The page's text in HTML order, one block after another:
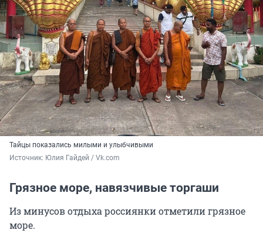
Тайцы показались милыми и улыбчивыми
Источник: Юлия Гайдей / Vk.com
Грязное море, навязчивые торгаши
Из минусов отдыха россиянки отметили грязное
море.